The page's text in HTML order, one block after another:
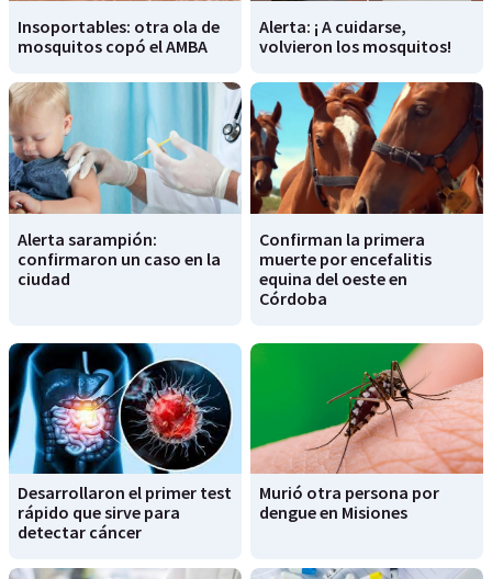
Insoportables: otra ola de
mosquitos copó el AMBA
Alerta: ¡ A cuidarse,
volvieron los mosquitos!
Alerta sarampión:
confirmaron un caso en la
ciudad
Confirman la primera
muerte por encefalitis
equina del oeste en
Córdoba
Desarrollaron el primer test
rápido que sirve para
detectar cáncer
Murió otra persona por
dengue en Misiones